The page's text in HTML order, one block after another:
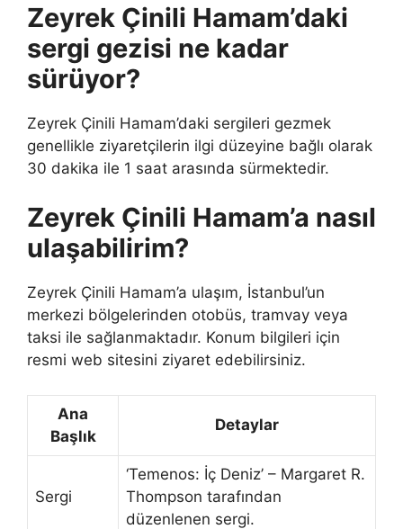
Zeyrek Çinili Hamam’daki
sergi gezisi ne kadar
sürüyor?
Zeyrek Çinili Hamam’daki sergileri gezmek
genellikle ziyaretçilerin ilgi düzeyine bağlı olarak
30 dakika ile 1 saat arasında sürmektedir.
Zeyrek Çinili Hamam’a nasıl
ulaşabilirim?
Zeyrek Çinili Hamam’a ulaşım, İstanbul’un
merkezi bölgelerinden otobüs, tramvay veya
taksi ile sağlanmaktadır. Konum bilgileri için
resmi web sitesini ziyaret edebilirsiniz.
Ana
Başlık
Detaylar
Sergi
‘Temenos: İç Deniz’ – Margaret R.
Thompson tarafından
düzenlenen sergi.